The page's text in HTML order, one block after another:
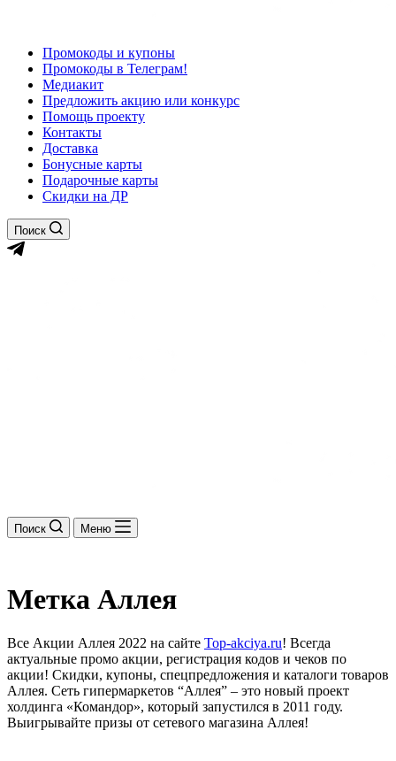
Промокоды и купоны
Промокоды в Телеграм!
Медиакит
Предложить акцию или конкурс
Помощь проекту
Контакты
Доставка
Бонусные карты
Подарочные карты
Скидки на ДР
Поиск
Поиск Меню
Метка Аллея
Все Акции Аллея 2022 на сайте Top-akciya.ru! Всегда
актуальные промо акции, регистрация кодов и чеков по
акции! Скидки, купоны, спецпредложения и каталоги товаров
Аллея. Сеть гипермаркетов “Аллея” – это новый проект
холдинга «Командор», который запустился в 2011 году.
Выигрывайте призы от сетевого магазина Аллея!